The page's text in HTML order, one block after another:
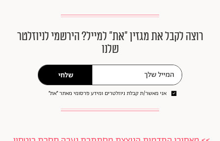
רוצה לקבל את מגזין ״את״ למייל? הירשמי לניוזלטר
שלנו
שלחי
אני מאשר/ת קבלת ניוזלטרים ומידע פרסומי מאתר ״את״